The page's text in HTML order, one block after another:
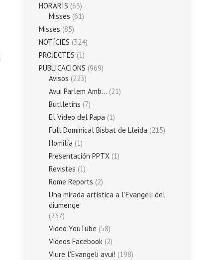
HORARIS (63)
Misses (61)
Misses (85)
NOTÍCIES (324)
PROJECTES (1)
PUBLICACIONS (969)
Avisos (223)
Avui Parlem Amb… (21)
Butlletins (7)
El Vídeo del Papa (1)
Full Dominical Bisbat de Lleida (215)
Homilía (1)
Presentación PPTX (1)
Revistes (1)
Rome Reports (2)
Una mirada artística a l’Evangeli del
diumenge
(237)
Vídeo YouTube (58)
Vídeos Facebook (2)
Viure l'Evangeli avui! (198)